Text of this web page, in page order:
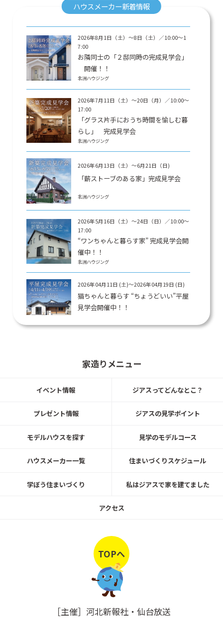
ハウスメーカー新着情報
2026年8月1日（土）〜8日（土）／10:00〜1
7:00
お隣同士の「２邸同時の完成見学会」
開催！！
北洲ハウジング
2026年7月11日（土）〜20日（月）／10:00〜
17:00
「グラス片手におうち時間を愉しむ暮
らし」 完成見学会
北洲ハウジング
2026年6月13日（土）〜6月21日（日)
「薪ストーブのある家」完成見学会
北洲ハウジング
2026年5月16日（土）〜24日（日）／10:00〜
17:00
“ワンちゃんと暮らす家” 完成見学会開
催中！！
北洲ハウジング
2026年04月11日 (土)～2026年04月19日 (日)
猫ちゃんと暮らす “ちょうどいい”平屋
見学会開催中！！
【宮城県富谷市】完成見学会 開催！
【宮城県利府町】3棟同時新築完成見
北洲ハウジング
2026年01月01日 (木)～2026年01月25日 (日)
2025年12月6日（土）〜14日（日）／10:00〜
【宮城県利府町】新築完成見学会 開
北洲ハウジング
2025年12月6日〜14日
家造りメニュー
イベント情報
プレゼント情報
モデルハウスを探す
ハウスメーカー一覧
学ぼう住まいづくり
ジアスってどんなとこ？
ジアスの見学ポイント
見学のモデルコース
住まいづくりスケジュール
私はジアスで家を建てました
アクセス
TOPへ
［主催］河北新報社・仙台放送